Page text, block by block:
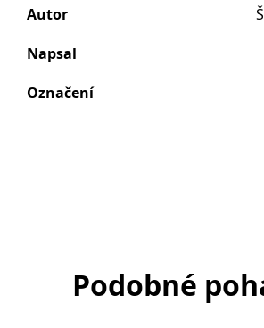
Autor
Napsal
Označení
Podobné